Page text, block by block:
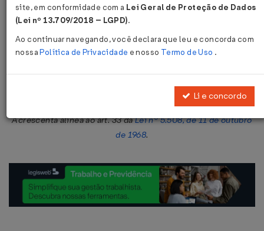
Página Inicial Legislações
Decreto-Lei nº 586 de 16/05/1969
Publicado no DOU em 19 mai 1969
Acrescenta alínea ao art. 33 daLei nº 5.508, de 11 de outubro
de 1968.
site, em conformidade com a Lei Geral de Proteção de Dados
(Lei nº 13.709/2018 – LGPD).
Ao continuar navegando, você declara que leu e concorda com
nossaPolítica de Privacidade e nosso Termo de Uso .
Li e concordo